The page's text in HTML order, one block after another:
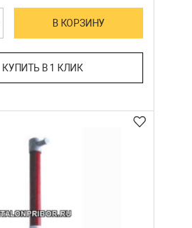
В КОРЗИНУ
КУПИТЬ В 1 КЛИК